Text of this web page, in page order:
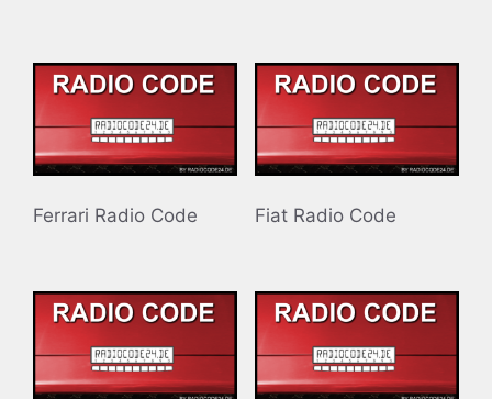
Ferrari Radio Code Fiat Radio Code